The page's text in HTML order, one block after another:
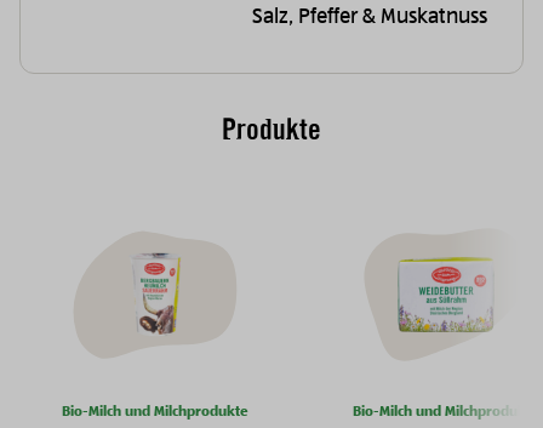
Salz, Pfeffer & Muskatnuss
Produkte
Bio-Milch und Milchprodukte Bio-Milch und Milchprodukte